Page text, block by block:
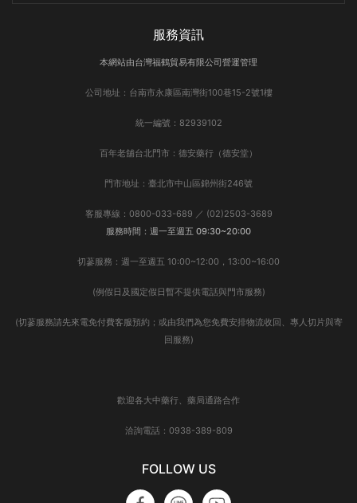
服務資訊
本網站由台灣福鶴貿易有限公司營運管理
公司地址：台南市永康區南灣街100巷15-2號1樓
統一編號：82939102
百年老舖台北門市：德安藥行（德安堂）
門市地址：臺北市中山區錦州街246號
客服專線：0800-033-689 ／ (02)2503-3689
服務時間：週一至週五 09:30~20:00
切蔘服務：週一至週五 10:00~12:00，13:00~16:00
(例假日及國定假日暫不提供電話與門市服務)
(切蔘服務請先來電免付費客服預約；或由我們為您免費安排物流收回、專人切片與寄
回服務)
歡迎各大中藥行、藥局通路合作
洽詢電話：0938-389-809
FOLLOW US